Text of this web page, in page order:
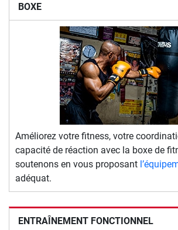
BOXE
Améliorez votre fitness, votre
capacité de réaction avec la boxe de
soutenons en vous proposant
adéquat.
ENTRAÎNEMENT FONCTIONNEL